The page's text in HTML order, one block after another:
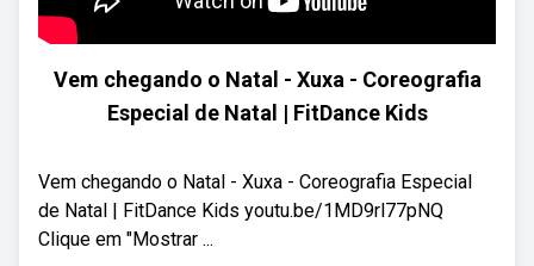
Vem chegando o Natal - Xuxa - Coreografia
Especial de Natal | FitDance Kids
Vem chegando o Natal - Xuxa - Coreografia Especial
de Natal | FitDance Kids youtu.be/1MD9rl77pNQ
Clique em "Mostrar ...